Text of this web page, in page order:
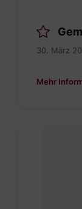
30. März
Mehr